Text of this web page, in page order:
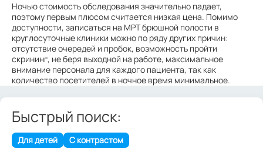
Ночью стоимость обследования значительно падает,
поэтому первым плюсом считается низкая цена. Помимо
доступности, записаться на МРТ брюшной полости в
круглосуточные клиники можно по ряду других причин:
отсутствие очередей и пробок, возможность пройти
скрининг, не беря выходной на работе, максимальное
внимание персонала для каждого пациента, так как
количество посетителей в ночное время минимальное.
Быстрый поиск:
Для детей С контрастом